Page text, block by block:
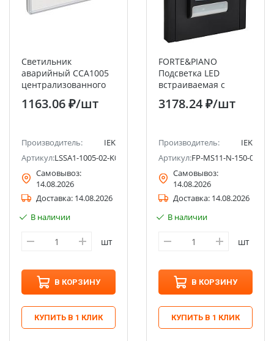
Светильник
аварийный ССА1005
централизованного
односторонний IEK
1163.06 ₽/шт
Производитель:
IEK
Артикул:LSSA1-1005-02-K03
Самовывоз:
14.08.2026
Доставка: 14.08.2026
В наличии
шт
В КОРЗИНУ
КУПИТЬ В 1 КЛИК
FORTE&PIANO
Подсветка LED
встраиваемая с
датчиком движения
FP156M металл
3178.24 ₽/шт
Производитель:
IEK
Артикул:FP-MS11-N-150-05-M-
Самовывоз:
14.08.2026
Доставка: 14.08.2026
В наличии
шт
В КОРЗИНУ
КУПИТЬ В 1 КЛИК